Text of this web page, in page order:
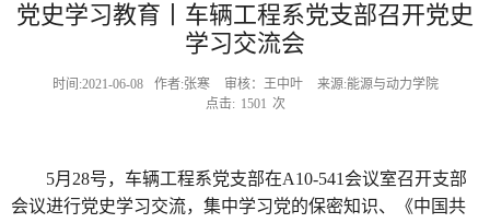
党史学习教育丨车辆工程系党支部召开党史
学习交流会
时间:2021-06-08 作者:张寒 审核：王中叶
来源:能源与动力学院
点击: 1501 次
5月28号，车辆工程系党支部在A10-541会议室召开支部
会议进行党史学习交流，集中学习党的保密知识、《中国共